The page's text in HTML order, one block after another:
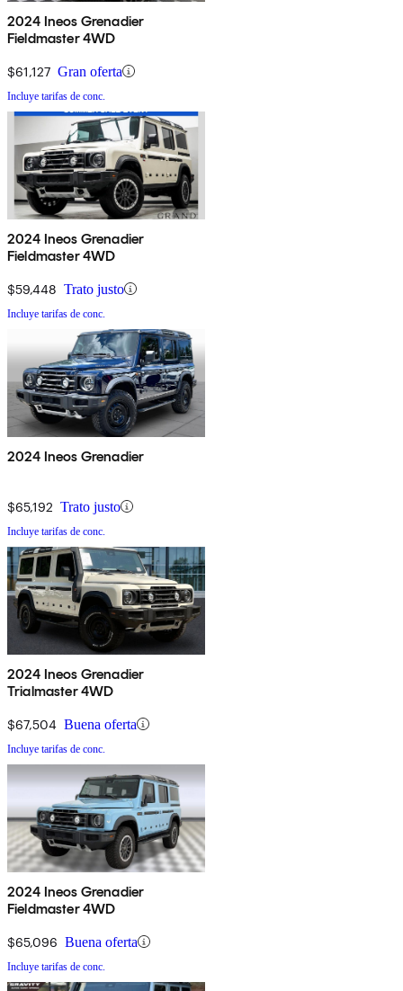
2024 Ineos Grenadier
Fieldmaster 4WD
$61,127 Gran oferta
Incluye tarifas de conc.
2024 Ineos Grenadier
Fieldmaster 4WD
$59,448 Trato justo
Incluye tarifas de conc.
2024 Ineos Grenadier
$65,192 Trato justo
Incluye tarifas de conc.
2024 Ineos Grenadier
Trialmaster 4WD
$67,504 Buena oferta
Incluye tarifas de conc.
2024 Ineos Grenadier
Fieldmaster 4WD
$65,096 Buena oferta
Incluye tarifas de conc.